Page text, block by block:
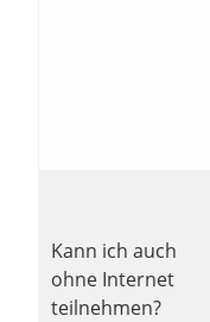
Kann ich auch
ohne Internet
teilnehmen?